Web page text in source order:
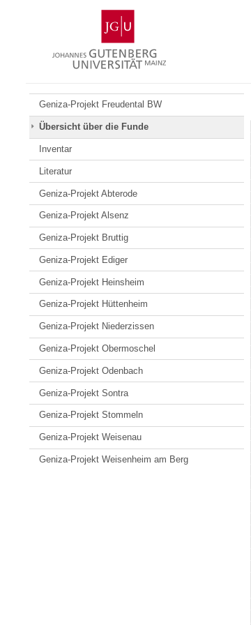
Gutenberg-
Universität
Mainz
Geniza-Projekt Freudental BW
Übersicht über die Funde
Inventar
Literatur
Geniza-Projekt Abterode
Geniza-Projekt Alsenz
Geniza-Projekt Bruttig
Geniza-Projekt Ediger
Geniza-Projekt Heinsheim
Geniza-Projekt Hüttenheim
Geniza-Projekt Niederzissen
Geniza-Projekt Obermoschel
Geniza-Projekt Odenbach
Geniza-Projekt Sontra
Geniza-Projekt Stommeln
Geniza-Projekt Weisenau
Geniza-Projekt Weisenheim am Berg